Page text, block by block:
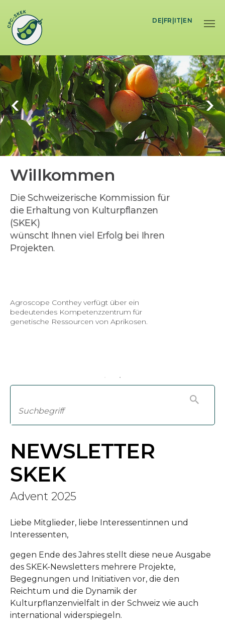
DE| FR IT EN
Willkommen
BEI DER SCHWEIZERISCHEN
KOMMISSION FÜR DIE ERHALTUNG VON
KULTURPFLANZEN (SKEK)
Die Erbse von Fully, unser allererstes
Erhaltungsprojekt, ist zum Emblem unseres Logos
geworden (Foto: Sibyl Rometsch).
NEWSLETTER
SKEK
Advent 2025
Liebe Mitglieder, liebe Interessentinnen und
Interessenten,
gegen Ende des Jahres stellt diese neue Ausgabe
des SKEK-Newsletters mehrere Projekte,
Begegnungen und Initiativen vor, die den
Reichtum und die Dynamik der
Kulturpflanzenvielfalt in der Schweiz wie auch
international widerspiegeln.